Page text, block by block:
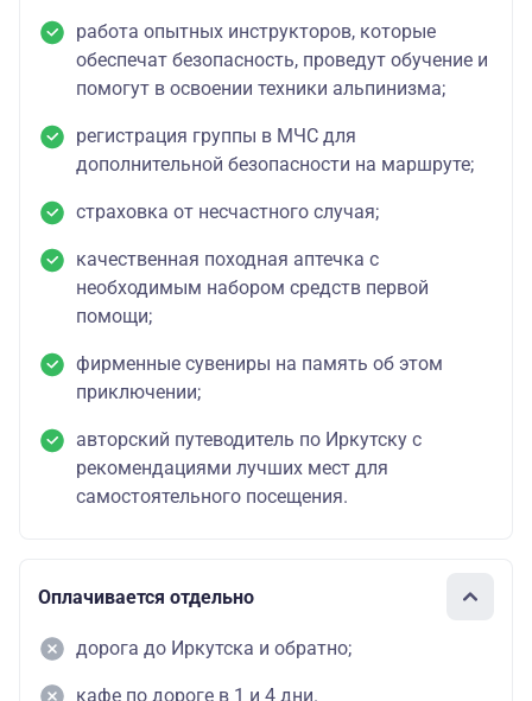
работа опытных инструкторов, которые
обеспечат безопасность, проведут обучение и
помогут в освоении техники альпинизма;
регистрация группы в МЧС для
дополнительной безопасности на маршруте;
страховка от несчастного случая;
качественная походная аптечка с
необходимым набором средств первой
помощи;
фирменные сувениры на память об этом
приключении;
авторский путеводитель по Иркутску с
рекомендациями лучших мест для
самостоятельного посещения.
Оплачивается отдельно
дорога до Иркутска и обратно;
кафе по дороге в 1 и 4 дни.